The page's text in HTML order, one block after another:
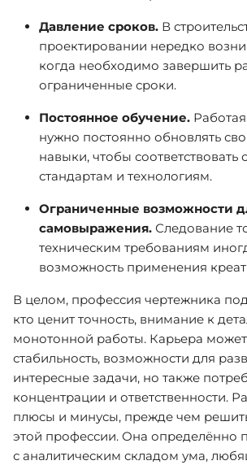
Давление сроков. В
проектировании нередко
когда необходимо завершить
ограниченные сроки.
Постоянное обучение.
нужно постоянно обновлять
навыки, чтобы
стандартам и технологиям.
Ограниченные возможности
самовыражения. Следование
техническим требованиям
возможность применения
В целом, профессия чертежника
кто ценит точность, внимание к
монотонной работы. Карьера
стабильность, возможности для
интересные задачи, но также
концентрации и ответственности.
плюсы и минусы, прежде чем
этой профессии. Она определённо
с аналитическим складом ума,